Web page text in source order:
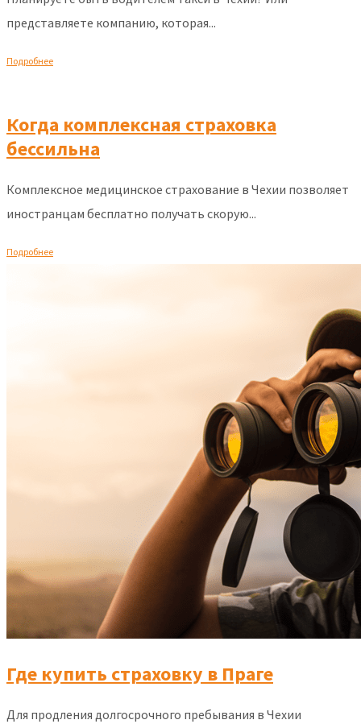
представляете компанию, которая...
Подробнее
Когда комплексная страховка
бессильна
Комплексное медицинское страхование в Чехии позволяет
иностранцам бесплатно получать скорую...
Подробнее
Где купить страховку в Праге
Для продления долгосрочного пребывания в Чехии